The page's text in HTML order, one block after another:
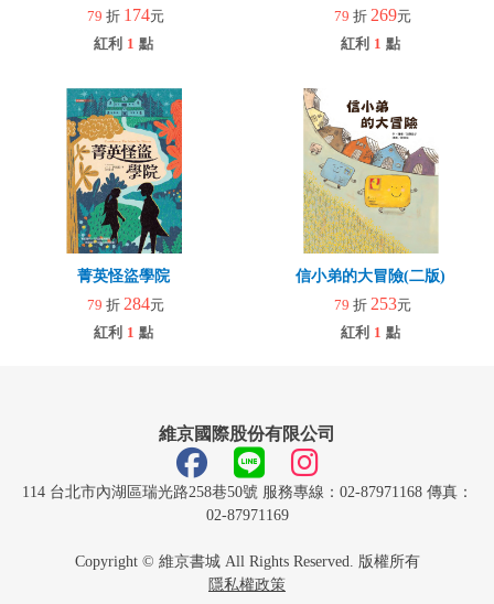
79 折 174元
紅利 1 點
79 折 269元
紅利 1 點
菁英怪盜學院
79 折 284元
紅利 1 點
信小弟的大冒險(二版)
79 折 253元
紅利 1 點
維京國際股份有限公司
114 台北市內湖區瑞光路258巷50號 服務專線：02-87971168 傳真：
02-87971169
Copyright © 維京書城 All Rights Reserved. 版權所有
隱私權政策